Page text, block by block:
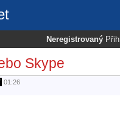
Neregistrovaný
Skype
01:26